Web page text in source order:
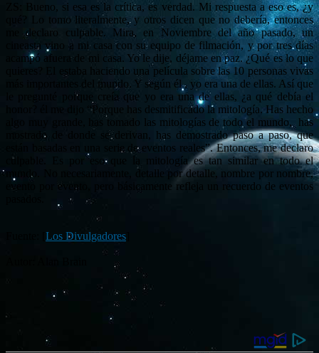
ZS: Bueno, si esa es la crítica, es verdad. Mi respuesta a eso es, ¿y
qué? Lo tomo literalmente, y otros dicen que no debería, entonces
me declaro culpable. Mira, en Noviembre del año pasado, un
cineasta vino a mi casa con su equipo de filmación, y por tres días
acampó afuera de mi casa. Yo le dije, déjame en paz. ¿Qué es lo que
quieres? El estaba haciendo una película sobre las 10 personas vivas
más importantes del mundo. Y según él , yo era una de ellas. Así que
le pregunté porque creía que yo era una de ellas, ¿a qué debía el
honor? él me dijo “Porque has desmitificado la mitología. Has hecho
algo muy grande, has tomado las mitologías de todo el mundo, has
mostrado de donde se derivan, has demostrado paso a paso, que
están basadas en una serie de eventos reales”. Entonces, me declaro
culpable. Es por eso que la mitología es tan similar en todo el
mundo. No necesariamente, detalle por detalle, nombre por nombre,
evento por evento, pero básicamente refleja un recuerdo de eventos
Los Divulgadores